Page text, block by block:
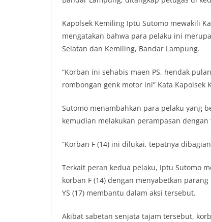
Kapolsek Kemiling Iptu Sutomo mewakili
mengatakan bahwa para pelaku ini
Selatan dan Kemiling, Bandar Lampung.
“Korban ini sehabis maen PS, hendak
rombongan genk motor ini” Kata Kapolsek
Sutomo menambahkan para pelaku yang
kemudian melakukan perampasan
“Korban F (14) ini dilukai, tepatnya
Terkait peran kedua pelaku, Iptu Sutomo
korban F (14) dengan menyabetkan
YS (17) membantu dalam aksi tersebut.
Akibat sabetan senjata tajam tersebut,